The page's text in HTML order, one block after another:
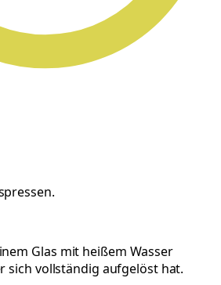
Glas mit heißem Wasser
sich vollständig aufgelöst hat.